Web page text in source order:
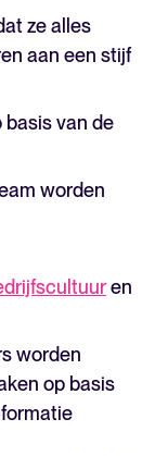
ze alles
aan een stijf
basis van de
worden
en
worden
op basis